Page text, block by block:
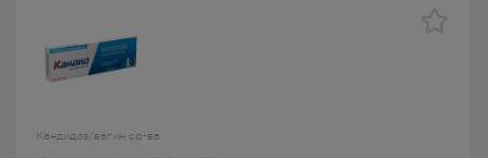
Кандидоз/вагин ср-ва